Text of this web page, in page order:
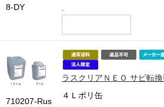
8-DY
-
710207-Rus
ラスクリアＮＥＯ サビ転換
４Ｌポリ缶